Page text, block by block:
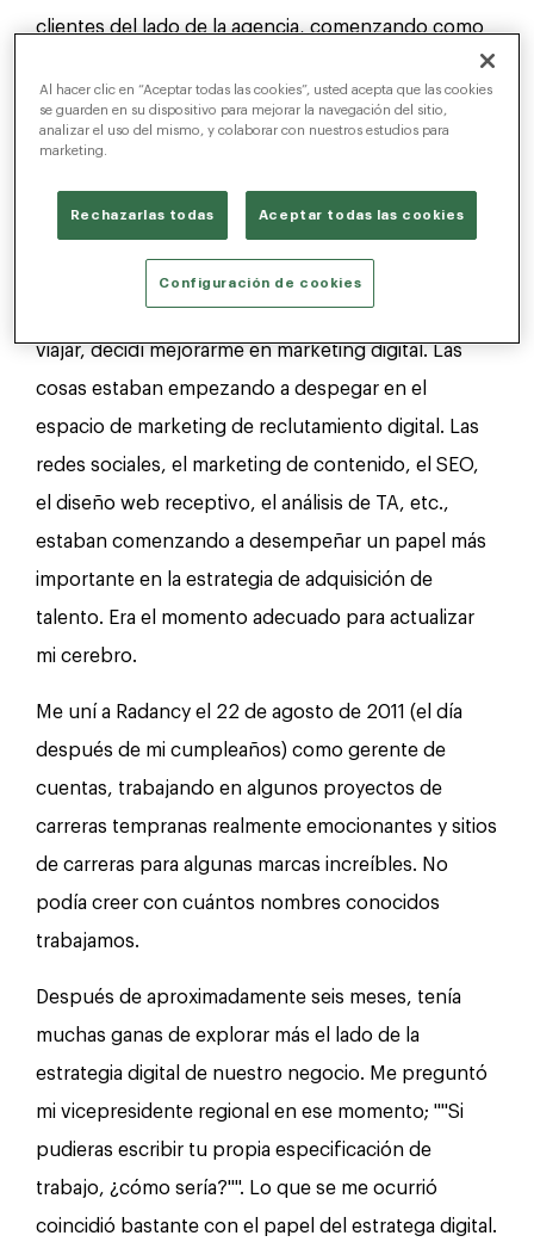
clientes del lado de la agencia, comenzando como
gerente de cuentas y luego a director de cuentas.
En 2010, decidí hacer una pausa en mi carrera para
miel prolongada, una de las mejores decisiones que
En el tiempo transcurrido desde que regresé de
viajar, decidí mejorarme en marketing digital. Las
cosas estaban empezando a despegar en el
espacio de marketing de reclutamiento digital. Las
redes sociales, el marketing de contenido, el SEO,
el diseño web receptivo, el análisis de TA, etc.,
estaban comenzando a desempeñar un papel más
importante en la estrategia de adquisición de
talento. Era el momento adecuado para actualizar
mi cerebro.
Me uní a Radancy el 22 de agosto de 2011 (el día
después de mi cumpleaños) como gerente de
cuentas, trabajando en algunos proyectos de
carreras tempranas realmente emocionantes y sitios
de carreras para algunas marcas increíbles. No
podía creer con cuántos nombres conocidos
trabajamos.
Después de aproximadamente seis meses, tenía
muchas ganas de explorar más el lado de la
estrategia digital de nuestro negocio. Me preguntó
mi vicepresidente regional en ese momento; ""Si
pudieras escribir tu propia especificación de
trabajo, ¿cómo sería?"". Lo que se me ocurrió
coincidió bastante con el papel del estratega digital.
Al hacer clic en “Aceptar todas las cookies”, usted acepta que las cookies
se guarden en su dispositivo para mejorar la navegación del sitio,
analizar el uso del mismo, y colaborar con nuestros estudios para
marketing.
Rechazarlas todas Aceptar todas las cookies
Configuración de cookies